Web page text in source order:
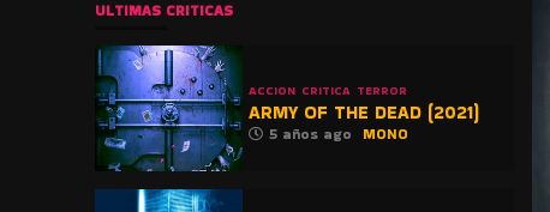
ULTIMAS CRITICAS
ACCION CRITICA TERROR
ARMY OF THE DEAD (2021)
5 años ago MONO